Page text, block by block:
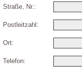
Straße, Nr.:
Postleitzahl:
Ort:
Telefon: